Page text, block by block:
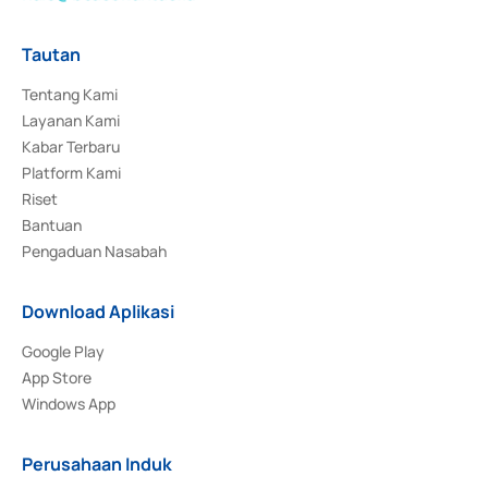
Tautan
Tentang Kami
Layanan Kami
Kabar Terbaru
Platform Kami
Riset
Bantuan
Pengaduan Nasabah
Download Aplikasi
Google Play
App Store
Windows App
Perusahaan Induk